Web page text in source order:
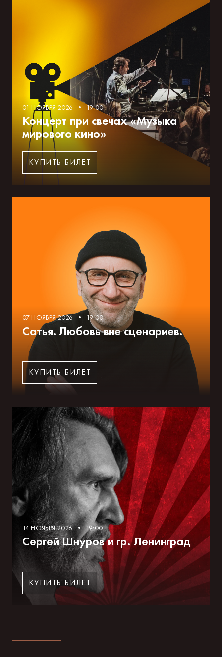
01 НОЯБРЯ 2026 • 19:00
Концерт при свечах «Музыка
мирового кино»
КУПИТЬ БИЛЕТ
07 НОЯБРЯ 2026 • 19:00
Сатья. Любовь вне сценариев.
КУПИТЬ БИЛЕТ
14 НОЯБРЯ 2026 • 19:00
Сергей Шнуров и гр. Ленинград
КУПИТЬ БИЛЕТ